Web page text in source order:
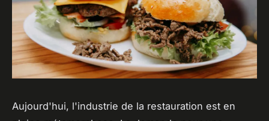
Aujourd'hui, l'industrie de la restauration est en